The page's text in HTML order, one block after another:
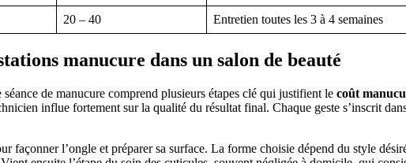
20 – 40 Entretien toutes les 3 à 4 semaines
manucure dans un salon de beauté
de manucure comprend plusieurs étapes clé qui justifient le coût
influe fortement sur la qualité du résultat final. Chaque geste s’inscrit
façonner l’ongle et préparer sa surface. La forme choisie dépend du style